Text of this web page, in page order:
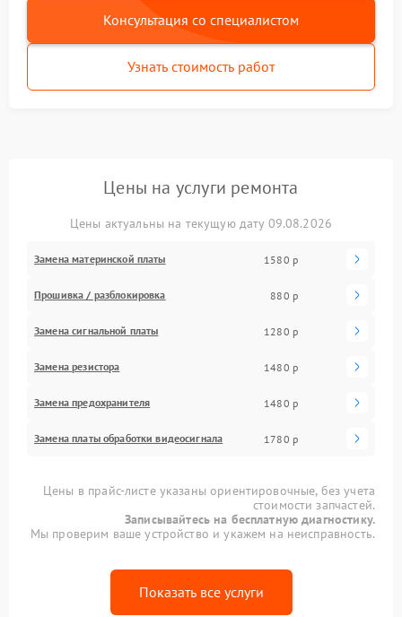
Консультация со специалистом
Узнать стоимость работ
Цены на услуги ремонта
Цены актуальны на текущую дату 09.08.2026
Замена материнской платы 1580 р
Прошивка / разблокировка 880 р
Замена сигнальной платы 1280 р
Замена резистора 1480 р
Замена предохранителя 1480 р
Замена платы обработки видеосигнала 1780 р
Цены в прайс-листе указаны ориентировочные, без учета
стоимости запчастей.
Записывайтесь на бесплатную диагностику.
Мы проверим ваше устройство и укажем на неисправность.
Показать все услуги